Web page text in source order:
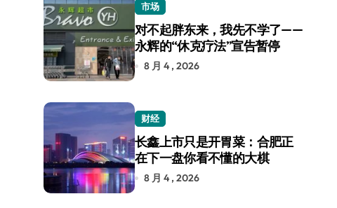
市场
对不起胖东来，我先不学了——
永辉的“休克疗法”宣告暂停
8 月 4 , 2026
财经
长鑫上市只是开胃菜：合肥正
在下一盘你看不懂的大棋
8 月 4 , 2026